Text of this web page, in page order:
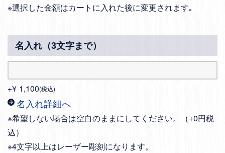
※選択した金額はカートに入れた後に変更されます｡
名入れ（3文字まで）
+¥ 1,100 税込
名入れ詳細へ
※希望しない場合は空白のままにしてください。（+0円税
込）
※4文字以上はレーザー彫刻になります。